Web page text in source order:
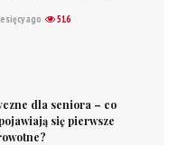
ago 516
dla seniora – co
się pierwsze